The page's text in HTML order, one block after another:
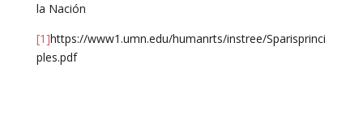
la Nación
[1]https://www1.umn.edu/humanrts/instree/Sparisprinci
ples.pdf